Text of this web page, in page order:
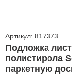
Артикул: 817373
Подложка
полистирола
паркетную